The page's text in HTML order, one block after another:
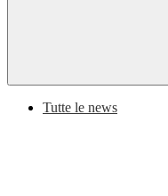
Tutte le news